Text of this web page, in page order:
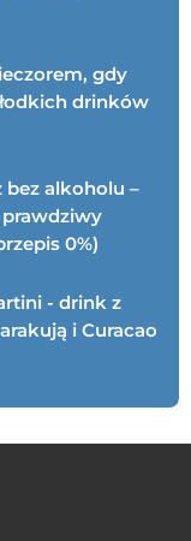
gdy
drinków
bez alkoholu –
0%)
- drink z
i Curacao